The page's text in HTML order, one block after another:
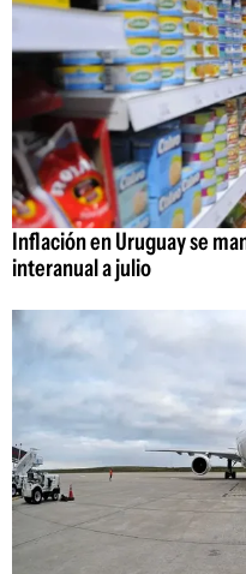
Inflación en Uruguay se
interanual a julio